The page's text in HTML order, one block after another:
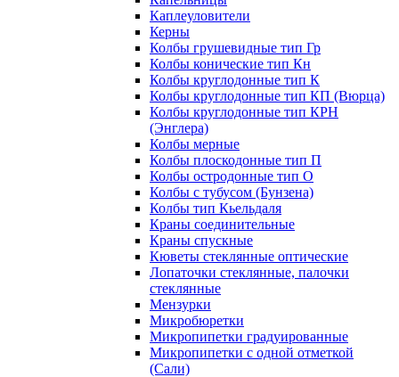
Каплеуловители
Керны
Колбы грушевидные тип Гр
Колбы конические тип Кн
Колбы круглодонные тип К
Колбы круглодонные тип КП (Вюрца)
Колбы круглодонные тип КРН
(Энглера)
Колбы мерные
Колбы плоскодонные тип П
Колбы остродонные тип О
Колбы с тубусом (Бунзена)
Колбы тип Кьельдаля
Краны соединительные
Краны спускные
Кюветы стеклянные оптические
Лопаточки стеклянные, палочки
стеклянные
Мензурки
Микробюретки
Микропипетки градуированные
Микропипетки с одной отметкой
(Сали)